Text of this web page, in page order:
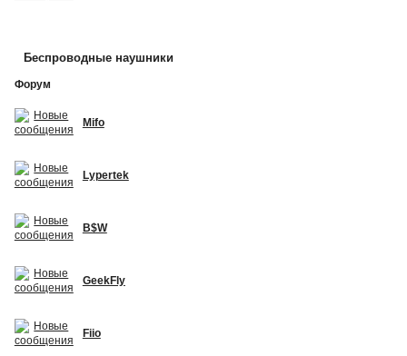
Беспроводные наушники
Форум
Mifo
Lypertek
B$W
GeekFly
Fiio